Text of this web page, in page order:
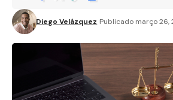
Diego Velázquez Publicado março 26,